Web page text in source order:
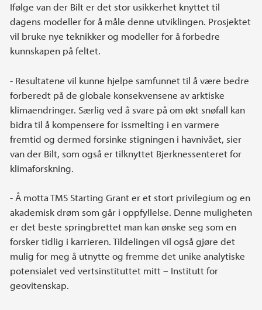
Ifølge van der Bilt er det stor usikkerhet knyttet til
dagens modeller for å måle denne utviklingen. Prosjektet
vil bruke nye teknikker og modeller for å forbedre
kunnskapen på feltet.
- Resultatene vil kunne hjelpe samfunnet til å være bedre
forberedt på de globale konsekvensene av arktiske
klimaendringer. Særlig ved å svare på om økt snøfall kan
bidra til å kompensere for issmelting i en varmere
fremtid og dermed forsinke stigningen i havnivået, sier
van der Bilt, som også er tilknyttet Bjerknessenteret for
klimaforskning.
- Å motta TMS Starting Grant er et stort privilegium og en
akademisk drøm som går i oppfyllelse. Denne muligheten
er det beste springbrettet man kan ønske seg som en
forsker tidlig i karrieren. Tildelingen vil også gjøre det
mulig for meg å utnytte og fremme det unike analytiske
potensialet ved vertsinstituttet mitt – Institutt for
geovitenskap.